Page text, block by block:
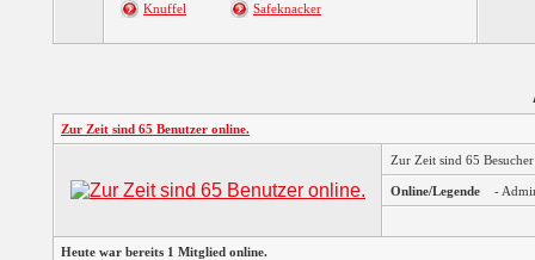
Knuffel
Safeknacker
Zur Zeit sind 65 Benutzer online.
Zur Zeit sind 65
Online/Legende -
Heute war bereits 1 Mitglied online.